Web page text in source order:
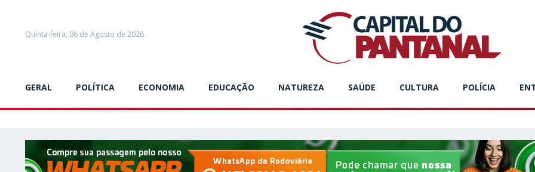
Quinta-feira, 06 de Agosto de 2026
GERAL POLÍTICA ECONOMIA EDUCAÇÃO NATUREZA SAÚDE CULTURA POLÍCIA